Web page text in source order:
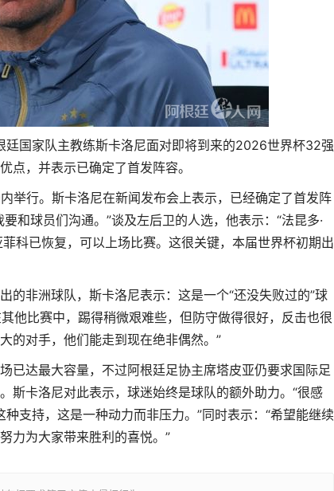
廷国家队主教练斯卡洛尼面对即将到来的2026世界杯32强
点，并表示已确定了首发阵容。
举行。斯卡洛尼在新闻发布会上表示，已经确定了首发阵
和球员们沟通。”谈及左后卫的人选，他表示：“法昆多·
科已恢复，可以上场比赛。这很关键，本届世界杯初期出
的非洲球队，斯卡洛尼表示：这是一个“还没失败过的”球
他比赛中，踢得稍微艰难些，但防守做得很好，反击也很
的对手，他们能走到现在绝非偶然。”
已达最大容量，不过阿根廷足协主席塔皮亚仍要求国际足
斯卡洛尼对此表示，球迷始终是球队的额外助力。“很感
支持，这是一种动力而非压力。”同时表示：“希望能继续
力为大家带来胜利的喜悦。”